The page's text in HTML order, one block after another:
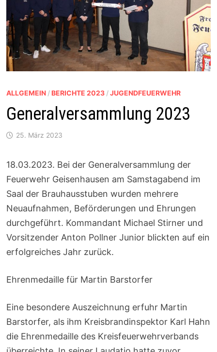
ALLGEMEIN/ BERICHTE 2023/JUGENDFEUERWEHR
Generalversammlung 2023
25. März 2023
18.03.2023. Bei der Generalversammlung der
Feuerwehr Geisenhausen am Samstagabend im
Saal der Brauhausstuben wurden mehrere
Neuaufnahmen, Beförderungen und Ehrungen
durchgeführt. Kommandant Michael Stirner und
Vorsitzender Anton Pollner Junior blickten auf ein
erfolgreiches Jahr zurück.
Ehrenmedaille für Martin Barstorfer
Eine besondere Auszeichnung erfuhr Martin
Barstorfer, als ihm Kreisbrandinspektor Karl Hahn
die Ehrenmedaille des Kreisfeuerwehrverbands